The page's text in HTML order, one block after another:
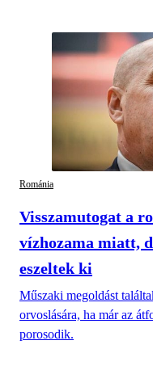
Románia
Visszamutogat a
vízhozama miatt,
eszeltek ki
Műszaki megoldást
orvoslására, ha már az
porosodik.